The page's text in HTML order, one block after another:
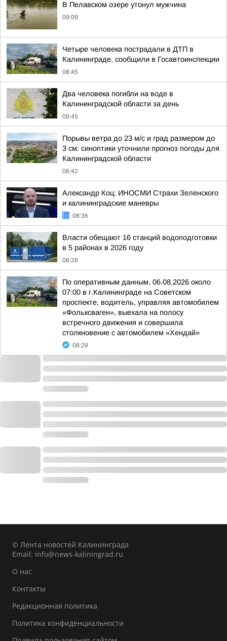
В Пелавском озере утонул мужчина
09:09
Четыре человека пострадали в ДТП в
Калининграде, сообщили в Госавтоинспекции
08:45
Два человека погибли на воде в
Калининградской области за день
08:45
Порывы ветра до 23 м/с и град размером до
3 см: синоптики уточнили прогноз погоды для
Калининградской области
08:42
Александр Коц: ИНОСМИ Страхи Зеленского
и калининградские маневры
08:36
Власти обещают 16 станций водоподготовки
в 5 районах в 2026 году
08:28
По оперативным данным, 06.08.2026 около
07:00 в г.Калининграде на Советском
проспекте, водитель, управляя автомобилем
«Фольксваген», выехала на полосу
встречного движения и совершила
столкновение с автомобилем «Хендай»
08:28
© Лента новостей Калининграда
Email: info@news-kaliningrad.ru
О нас
Контакты
Редакционная политика
Политика конфиденциальности